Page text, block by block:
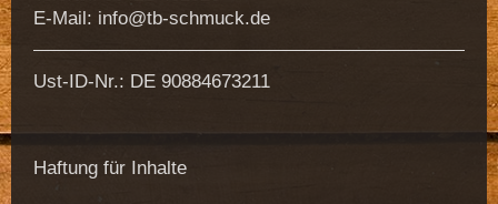
E-Mail: info@tb-schmuck.de
Ust-ID-Nr.: DE 90884673211
Haftung für Inhalte